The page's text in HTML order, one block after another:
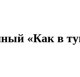
«Как в